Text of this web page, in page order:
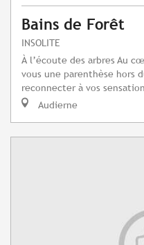
Bains de Forêt
INSOLITE
À l’écoute des arbres Au
vous une parenthèse hors
reconnecter à vos
Audierne